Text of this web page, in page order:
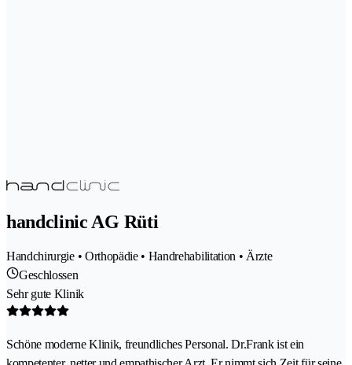
handclinic AG Rüti
Handchirurgie • Orthopädie • Handrehabilitation • Ärzte
Geschlossen
Sehr gute Klinik
Schöne moderne Klinik, freundliches Personal. Dr.Frank ist ein